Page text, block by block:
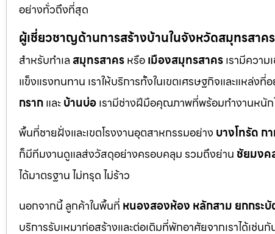
อย่างทั่วถึงที่สุด
ผู้เชี่ยวชาญด้านการสร้างบ้านในจังหวัดสมุทรสาคร
สำหรับทำเล สมุทรสาครหรือเมืองสมุทรสาครเรามีควา
แข็งแรงทนทาน เราให้บริการทั้งในเขตเศรษฐกิจและแหล่ง
กรากและบ้านบ่อเรามีช่างฝีมือคุณภาพที่พร้อมทำงานหนัก
พื้นที่ชายฝั่งและเขตโรงงานอุตสาหกรรมอย่าง บางโทรัด ก
ก็มีทีมงานดูแลส่งวัสดุอย่างครอบคลุม รวมถึงย่าน ชัยมงค
ได้มาตรฐาน ไม่ทรุด ไม่ร้าว
นอกจากนี้ ลูกค้าในพื้นที่ หนองสองห้อง หลักสาม ยกกระ
บริการรับเหมาก่อสร้างและต่อเติมที่พักอาศัยจากเราได้เช่